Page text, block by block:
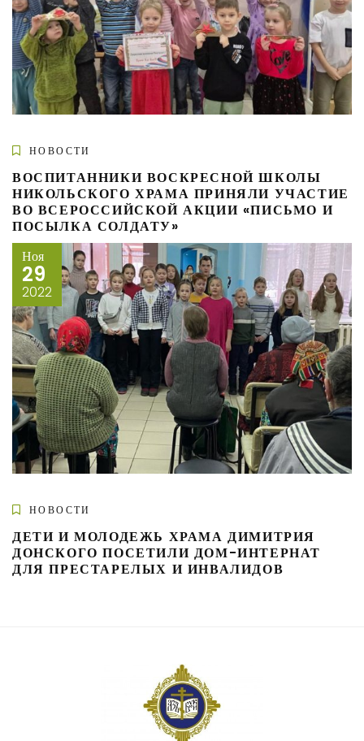
НОВОСТИ
ВОСПИТАННИКИ ВОСКРЕСНОЙ ШКОЛЫ
НИКОЛЬСКОГО ХРАМА ПРИНЯЛИ УЧАСТИЕ
ВО ВСЕРОССИЙСКОЙ АКЦИИ «ПИСЬМО И
ПОСЫЛКА СОЛДАТУ»
Ноя
29
2022
НОВОСТИ
ДЕТИ И МОЛОДЕЖЬ ХРАМА ДИМИТРИЯ
ДОНСКОГО ПОСЕТИЛИ ДОМ-ИНТЕРНАТ
ДЛЯ ПРЕСТАРЕЛЫХ И ИНВАЛИДОВ